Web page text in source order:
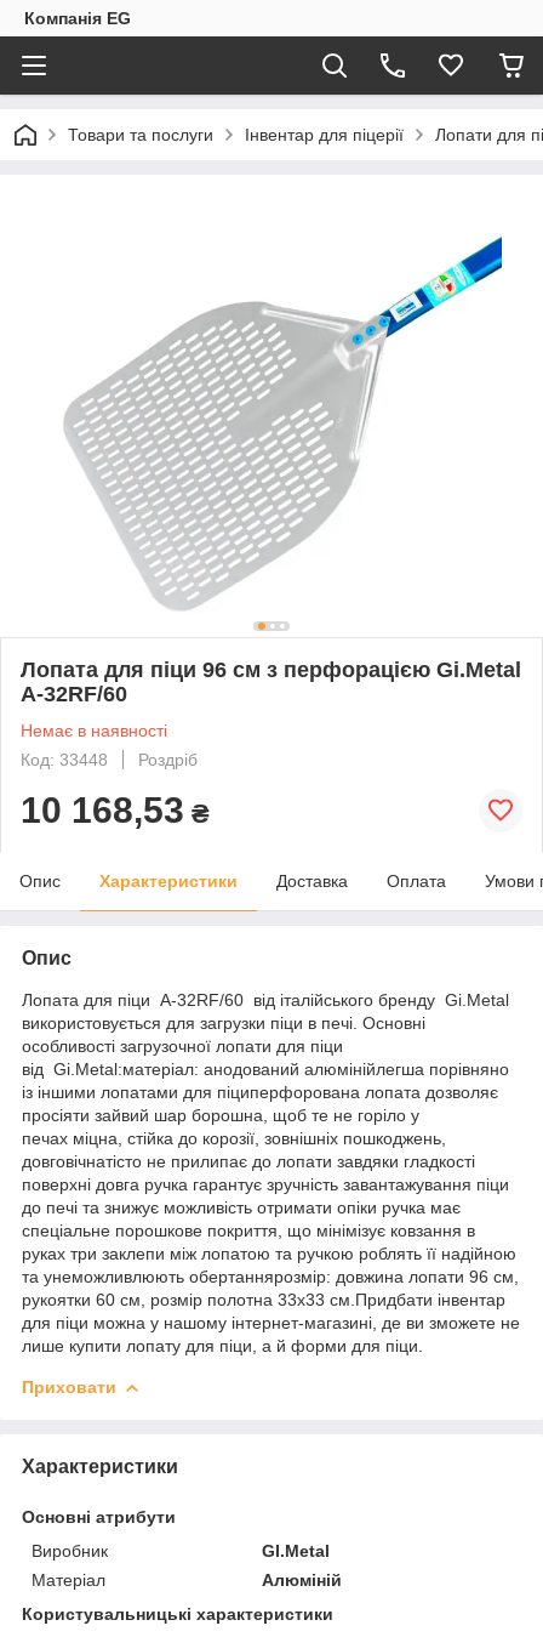
Компанія EG
Товари та послуги Інвентар для піцерії Лопати для
Лопата для піци 96 см з перфорацією Gi.Metal
A-32RF/60
Немає в наявності
Код: 33448
Роздріб
10 168,53 ₴
Опис Характеристики Доставка Оплата Умови
Опис
Лопата для піци A-32RF/60 від італійського бренду Gi.Metal
використовується для загрузки піци в печі. Основні
особливості загрузочної лопати для піци
від Gi.Metal:матеріал: анодований алюмінійлегша порівняно
із іншими лопатами для піциперфорована лопата дозволяє
просіяти зайвий шар борошна, щоб те не горіло у
печах міцна, стійка до корозії, зовнішніх пошкоджень,
довговічнатісто не прилипає до лопати завдяки гладкості
поверхні довга ручка гарантує зручність завантажування піци
до печі та знижує можливість отримати опіки ручка має
спеціальне порошкове покриття, що мінімізує ковзання в
руках три заклепи між лопатою та ручкою роблять її надійною
та унеможливлюють обертаннярозмір: довжина лопати 96 см,
рукоятки 60 см, розмір полотна 33х33 см.Придбати інвентар
для піци можна у нашому інтернет-магазині, де ви зможете не
лише купити лопату для піци, а й форми для піци.
Приховати
Характеристики
Основні атрибути
Виробник
GI.Metal
Матеріал
Алюміній
Користувальницькі характеристики